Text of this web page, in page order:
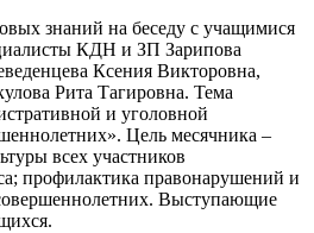
знаний на беседу с учащимися
КДН и ЗП Зарипова
Ксения Викторовна,
Рита Тагировна. Тема
и уголовной
Цель месячника –
всех участников
профилактика правонарушений и
Выступающие